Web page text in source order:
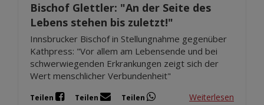
Bischof Glettler: "An der Seite des
Lebens stehen bis zuletzt!"
Innsbrucker Bischof in Stellungnahme gegenüber
Kathpress: "Vor allem am Lebensende und bei
schwerwiegenden Erkrankungen zeigt sich der
Wert menschlicher Verbundenheit"
Teilen Teilen Teilen Weiterlesen